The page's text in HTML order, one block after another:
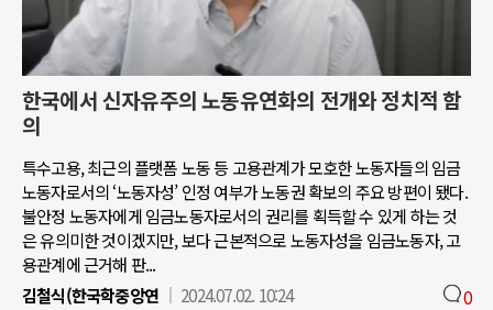
한국에서 신자유주의 노동유연화의 전개와 정치적 함
의
특수고용, 최근의 플랫폼 노동 등 고용관계가 모호한 노동자들의 임금
노동자로서의 ‘노동자성’ 인정 여부가 노동권 확보의 주요 방편이 됐다.
불안정 노동자에게 임금노동자로서의 권리를 획득할 수 있게 하는 것
은 유의미한 것이겠지만, 보다 근본적으로 노동자성을 임금노동자, 고
용관계에 근거해 판...
김철식(한국학중앙연
2024.07.02. 10:24 0